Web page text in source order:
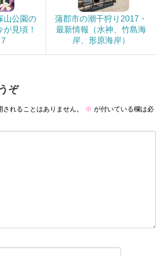
山公園の
見頃！
蒲郡市の潮干狩り2017・
最新情報（水神、竹島海
岸、形原海岸）
ぞ
れることはありません。 ※ が付いている欄は必